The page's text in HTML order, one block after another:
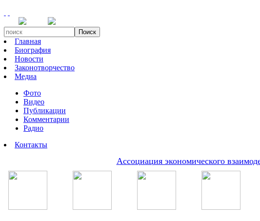
Поиск
Главная
Биография
Новости
Законотворчество
Медиа
Фото
Видео
Публикации
Комментарии
Радио
Контакты
Ассоциация экономического